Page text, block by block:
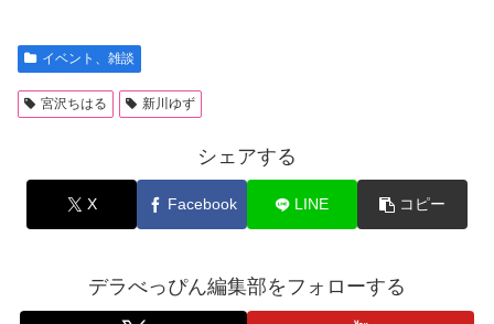
イベント、雑談
宮沢ちはる 新川ゆず
シェアする
X Facebook LINE コピー
デラべっぴん編集部をフォローする